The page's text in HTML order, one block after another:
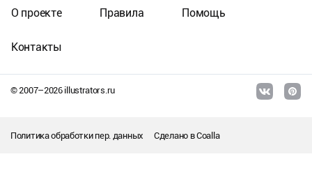
© 2007–2026illustrators.ru
О проекте Правила Помощь
Контакты
Политика обработки пер. данных Сделано вCoalla